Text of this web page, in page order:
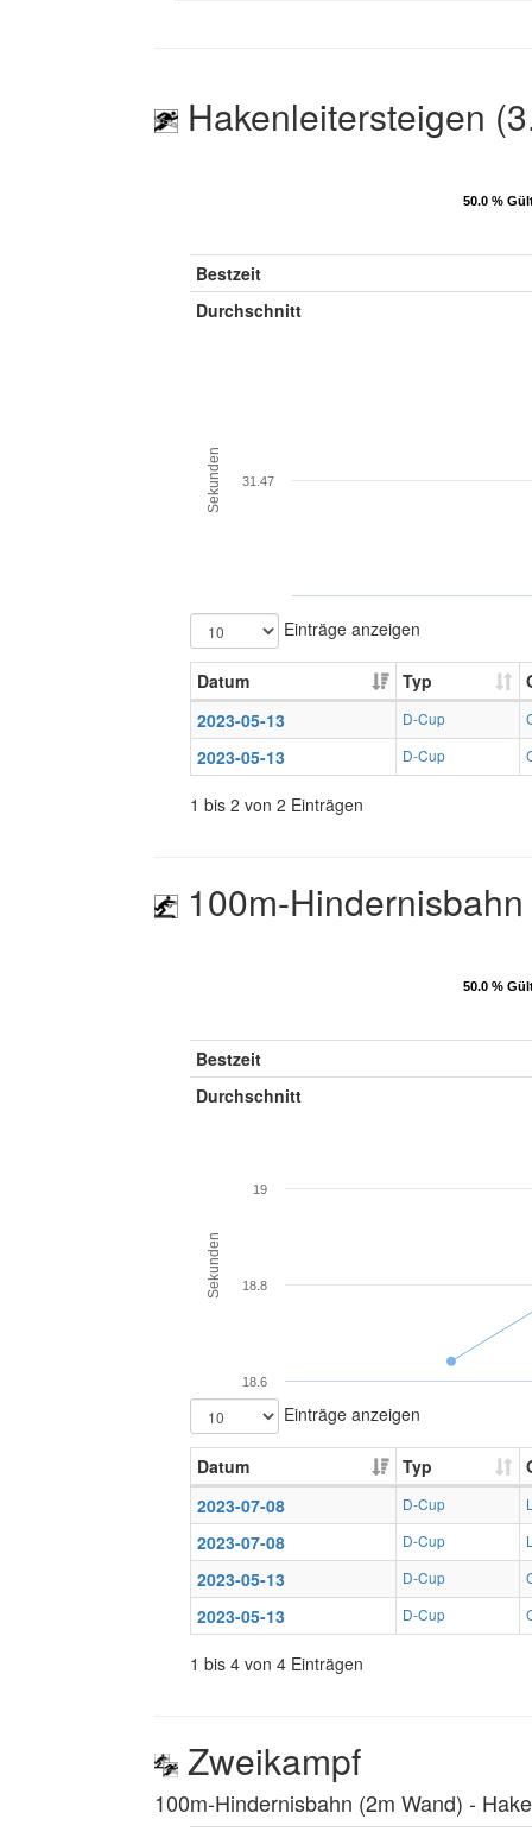
Hakenleitersteigen
50.0 %
50.0 %
Bestzeit
Durchschnitt
Sekunden 31.47
Einträge anzeigen
Datum Typ
2023-05-13
D-Cup
2023-05-13 D-Cup
1 bis 2 von 2 Einträgen
100m-
50.0 %
50.0 %
Bestzeit
Durchschnitt
Sekunden
18.6
18.8
19
Einträge anzeigen
Datum Typ
2023-07-08
D-Cup
2023-07-08 D-Cup
2023-05-13 D-Cup
2023-05-13 D-Cup
1 bis 4 von 4 Einträgen
Zweikampf
100m-Hindernisbahn (2m Wand) ‐